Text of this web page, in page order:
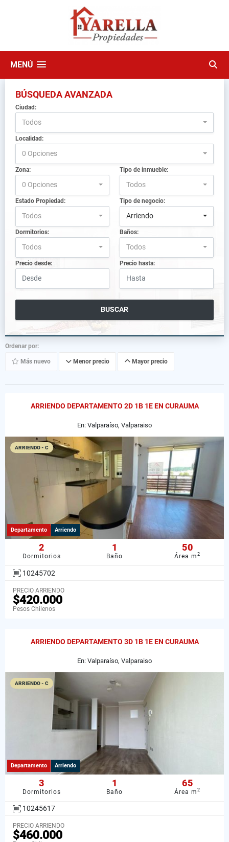
MENÚ
BÚSQUEDA AVANZADA
Ciudad:
Todos
Localidad:
0 Opciones
Zona:
0 Opciones
Tipo de inmueble:
Todos
Estado Propiedad:
Todos
Tipo de negocio:
Arriendo
Dormitorios:
Todos
Baños:
Todos
Precio desde: Precio hasta:
BUSCAR
Ordenar por:
Más nuevo Menor precio Mayor precio
ARRIENDO DEPARTAMENTO 2D 1B 1E EN CURAUMA
En: Valparaíso, Valparaiso
ARRIENDO - C
Departamento Arriendo
2
Dormitorios
1
Baño
50
Área m2
10245702
PRECIO ARRIENDO
$420.000
Pesos Chilenos
ARRIENDO DEPARTAMENTO 3D 1B 1E EN CURAUMA
En: Valparaíso, Valparaiso
ARRIENDO - C
Departamento Arriendo
3
Dormitorios
1
Baño
65
Área m2
10245617
PRECIO ARRIENDO
$460.000